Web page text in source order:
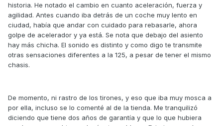
historia. He notado el cambio en cuanto aceleración, fuerza y
agilidad. Antes cuando iba detrás de un coche muy lento en
ciudad, había que andar con cuidado para rebasarle, ahora
golpe de acelerador y ya está. Se nota que debajo del asiento
hay más chicha. El sonido es distinto y como digo te transmite
otras sensaciones diferentes a la 125, a pesar de tener el mismo
chasis.
De momento, ni rastro de los tirones, y eso que iba muy mosca a
por ella, incluso se lo comenté al de la tienda. Me tranquilizó
diciendo que tiene dos años de garantía y que lo que hubiera